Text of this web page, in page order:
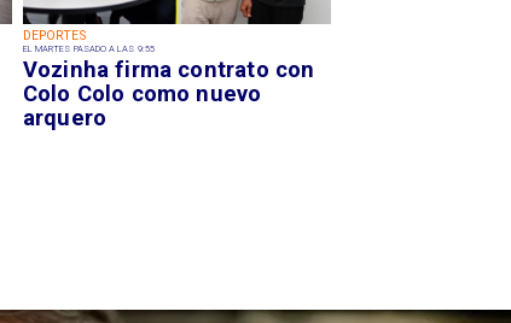
DEPORTES
EL MARTES PASADO A LAS 9:55
Vozinha firma contrato con
Colo Colo como nuevo
arquero